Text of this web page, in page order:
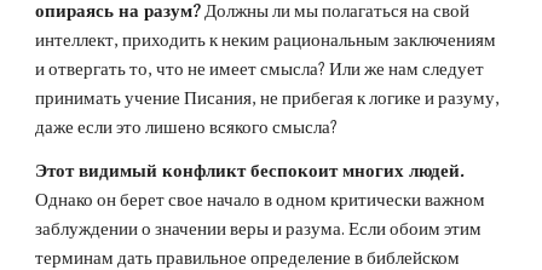
опираясь на разум? Должны ли мы полагаться на свой
интеллект, приходить к неким рациональным заключениям
и отвергать то, что не имеет смысла? Или же нам следует
принимать учение Писания, не прибегая к логике и разуму,
даже если это лишено всякого смысла?
Однако он берет свое начало в одном критически важном
заблуждении о значении веры и разума. Если обоим этим
терминам дать правильное определение в библейском